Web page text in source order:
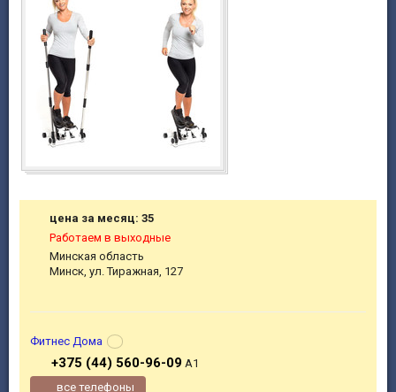
цена за месяц: 35
Работаем в выходные
Минская область
Минск, ул. Тиражная, 127
Фитнес Дома
+375 (44) 560-96-09A1
все телефоны